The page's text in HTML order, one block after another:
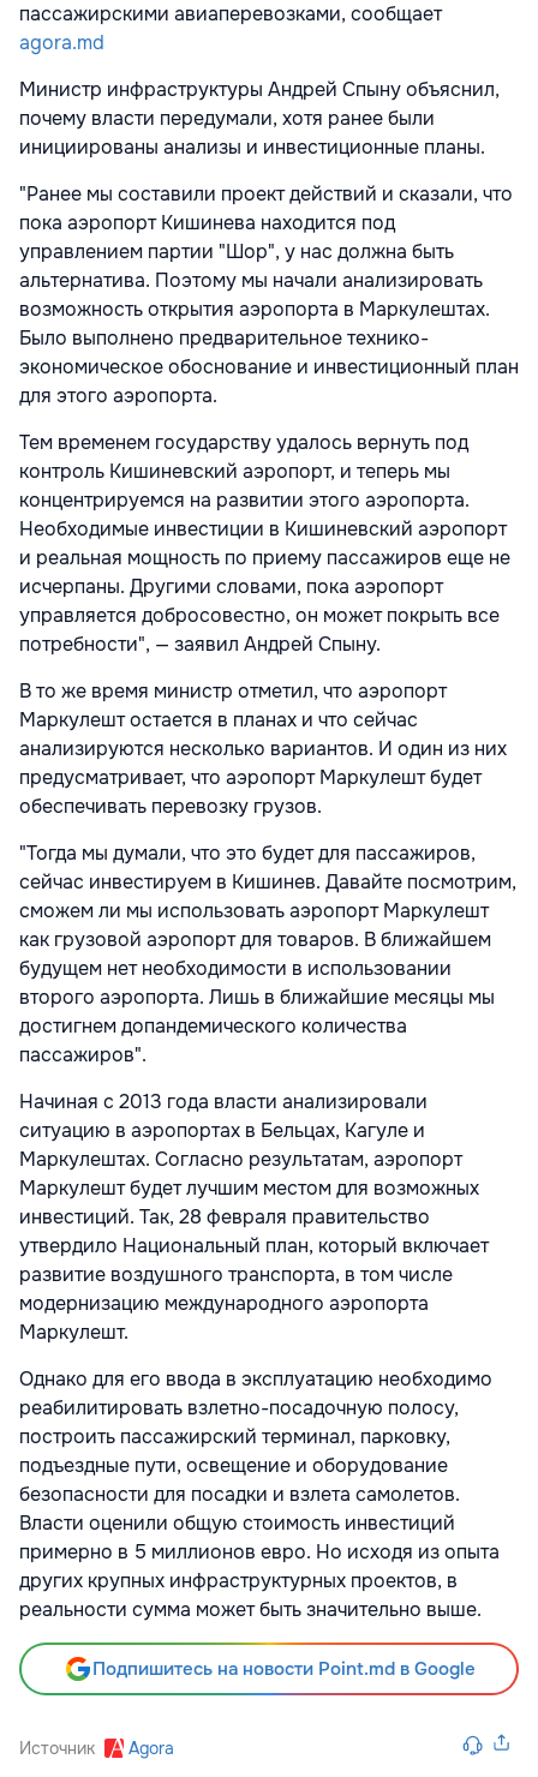
пассажирскими авиаперевозками, сообщает
agora.md
Министр инфраструктуры Андрей Спыну объяснил,
почему власти передумали, хотя ранее были
инициированы анализы и инвестиционные планы.
"Ранее мы составили проект действий и сказали, что
пока аэропорт Кишинева находится под
управлением партии "Шор", у нас должна быть
альтернатива. Поэтому мы начали анализировать
возможность открытия аэропорта в Маркулештах.
Было выполнено предварительное технико-
экономическое обоснование и инвестиционный план
для этого аэропорта.
Тем временем государству удалось вернуть под
контроль Кишиневский аэропорт, и теперь мы
концентрируемся на развитии этого аэропорта.
Необходимые инвестиции в Кишиневский аэропорт
и реальная мощность по приему пассажиров еще не
исчерпаны. Другими словами, пока аэропорт
управляется добросовестно, он может покрыть все
потребности", — заявил Андрей Спыну.
В то же время министр отметил, что аэропорт
Маркулешт остается в планах и что сейчас
анализируются несколько вариантов. И один из них
предусматривает, что аэропорт Маркулешт будет
обеспечивать перевозку грузов.
"Тогда мы думали, что это будет для пассажиров,
сейчас инвестируем в Кишинев. Давайте посмотрим,
сможем ли мы использовать аэропорт Маркулешт
как грузовой аэропорт для товаров. В ближайшем
будущем нет необходимости в использовании
второго аэропорта. Лишь в ближайшие месяцы мы
достигнем допандемического количества
пассажиров".
Начиная с 2013 года власти анализировали
ситуацию в аэропортах в Бельцах, Кагуле и
Маркулештах. Согласно результатам, аэропорт
Маркулешт будет лучшим местом для возможных
инвестиций. Так, 28 февраля правительство
утвердило Национальный план, который включает
развитие воздушного транспорта, в том числе
модернизацию международного аэропорта
Маркулешт.
Однако для его ввода в эксплуатацию необходимо
реабилитировать взлетно-посадочную полосу,
построить пассажирский терминал, парковку,
подъездные пути, освещение и оборудование
безопасности для посадки и взлета самолетов.
Власти оценили общую стоимость инвестиций
примерно в 5 миллионов евро. Но исходя из опыта
других крупных инфраструктурных проектов, в
реальности сумма может быть значительно выше.
Подпишитесь на новости Point.md в Google
Источник Agora